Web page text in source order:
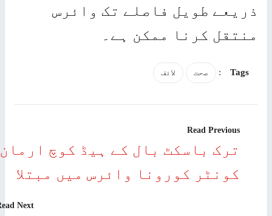
طویل فاصلے تک وائرس
کرنا ممکن ہے۔
: صحت لائف
Read Previous
ترک باسکٹ بال کے ہیڈ کوچ ارمان
کونٹر کورونا وائرس میں مبتلا
Read Next